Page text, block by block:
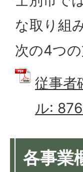
な取り組
次の4つの
従事者
ル:
各事業